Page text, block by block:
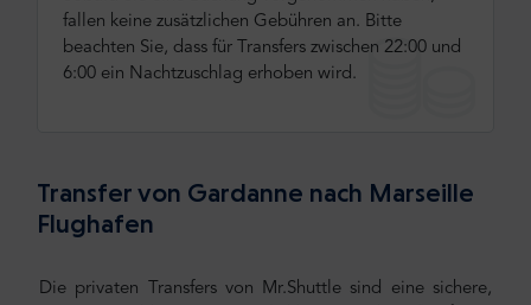
fallen keine zusätzlichen Gebühren an. Bitte
beachten Sie, dass für Transfers zwischen 22:00 und
6:00 ein Nachtzuschlag erhoben wird.
Transfer von Gardanne nach Marseille
Flughafen
Die privaten Transfers von Mr.Shuttle sind eine sichere,